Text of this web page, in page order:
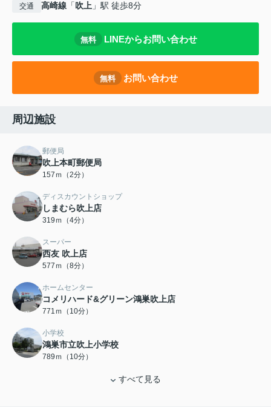
交通 高崎線 「吹上 」駅 徒歩8分
無料 LINEからお問い合わせ
無料 お問い合わせ
周辺施設
郵便局
吹上本町郵便局
157ｍ（2分）
ディスカウントショップ
しまむら吹上店
319ｍ（4分）
スーパー
西友 吹上店
577ｍ（8分）
ホームセンター
コメリハード&グリーン鴻巣吹上店
771ｍ（10分）
小学校
鴻巣市立吹上小学校
789ｍ（10分）
すべて見る